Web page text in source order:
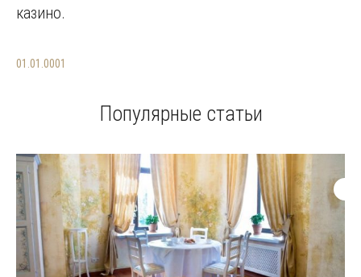
казино.
01.01.0001
Популярные статьи